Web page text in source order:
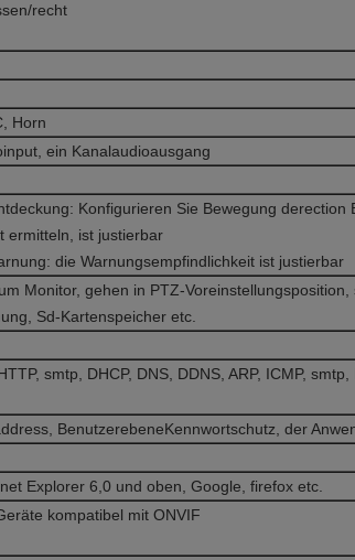
recht
Horn
ein Kanalaudioausgang
Konfigurieren Sie Bewegung derection
ermitteln, ist justierbar
die Warnungsempfindlichkeit ist justierbar
Monitor, gehen in PTZ-Voreinstellungsposition,
Sd-Kartenspeicher etc.
smtp, DHCP, DNS, DDNS, ARP, ICMP, smtp,
BenutzerebeneKennwortschutz, der
Explorer 6,0 und oben, Google, firefox etc.
kompatibel mit ONVIF